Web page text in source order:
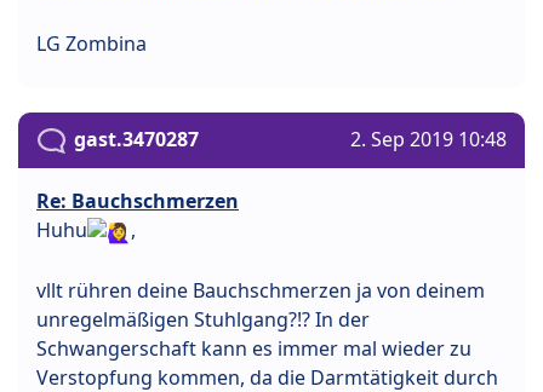
LG Zombina
gast.3470287 2. Sep 2019 10:48
Re: Bauchschmerzen
Huhu
,
vllt rühren deine Bauchschmerzen ja von deinem
unregelmäßigen Stuhlgang?!? In der
Schwangerschaft kann es immer mal wieder zu
Verstopfung kommen, da die Darmtätigkeit durch